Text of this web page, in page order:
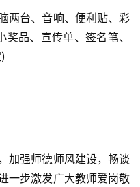
两台、音响、便利贴、彩
品、宣传单、签名笔、
加强师德师风建设，畅谈
一步激发广大教师爱岗敬